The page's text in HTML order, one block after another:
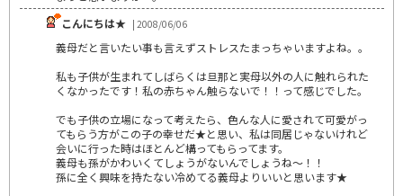
こんにちは★ | 2008/06/06
義母だと言いたい事も言えずストレスたまっちゃいますよね。。
私も子供が生まれてしばらくは旦那と実母以外の人に触れられた
くなかったです！私の赤ちゃん触らないで！！って感じでした。
でも子供の立場になって考えたら、色んな人に愛されて可愛がっ
てもらう方がこの子の幸せだ★と思い、私は同居じゃないけれど
会いに行った時はほとんど構ってもらってます。
義母も孫がかわいくてしょうがないんでしょうね～！！
孫に全く興味を持たない冷めてる義母よりいいと思います★